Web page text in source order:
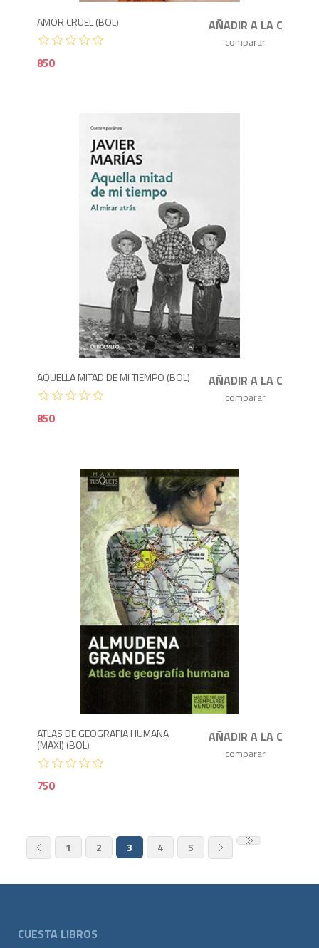
AMOR CRUEL (BOL)
850
AQUELLA MITAD DE MI TIEMPO (BOL)
850
ATLAS DE GEOGRAFIA HUMANA
(MAXI) (BOL)
750
1 2 3 4 5
CUESTA LIBROS